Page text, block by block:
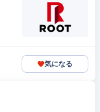
気になる